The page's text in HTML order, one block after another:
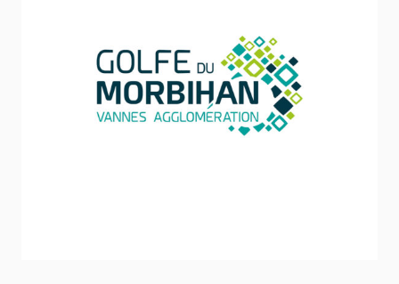
Communauté d’Agglomération Vannes Agglo
Stratégie et politique